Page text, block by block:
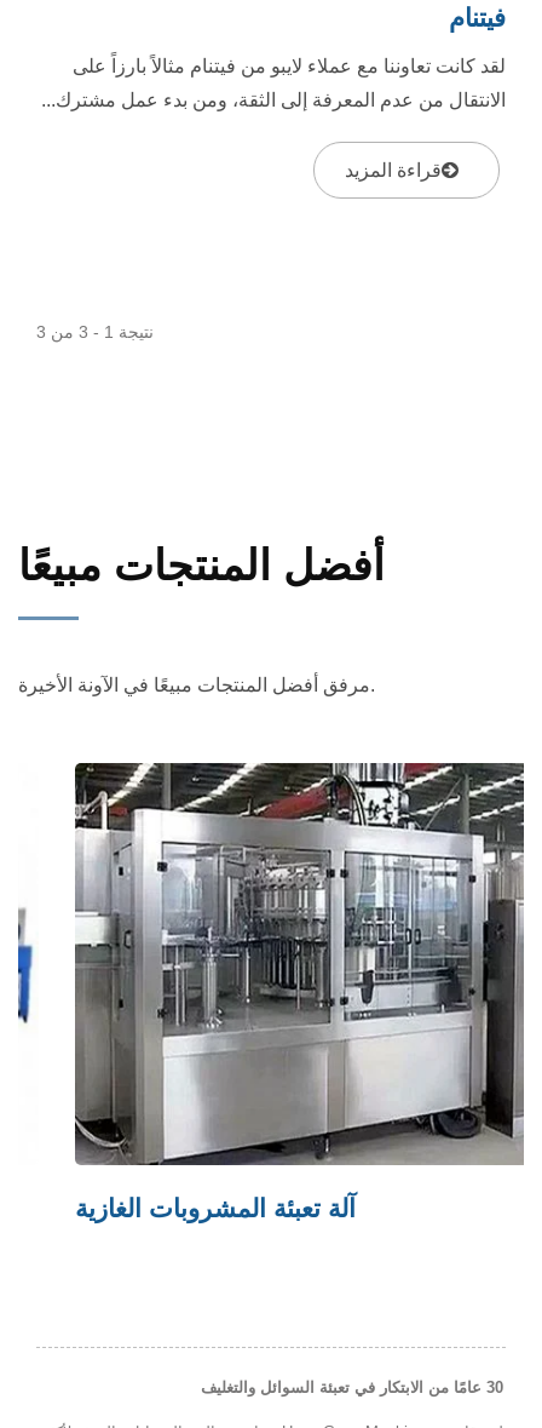
فيتنام
لقد كانت تعاوننا مع عملاء لايبو من فيتنام مثالاً بارزاً على
الانتقال من عدم المعرفة إلى الثقة، ومن بدء عمل مشترك...
قراءة المزيد
نتيجة 1 - 3 من 3
أفضل المنتجات مبيعًا
مرفق أفضل المنتجات مبيعًا في الآونة الأخيرة.
آلة تعبئة المشروبات الغازية
30 عامًا من الابتكار في تعبئة السوائل والتغليف